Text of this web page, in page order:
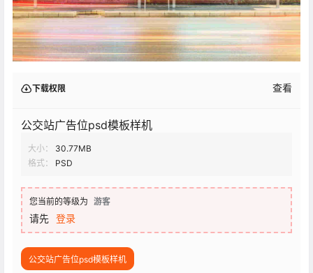
下载权限 查看
公交站广告位psd模板样机
大小：
30.77MB
格式：
PSD
您当前的等级为 游客
请先 登录
公交站广告位psd模板样机